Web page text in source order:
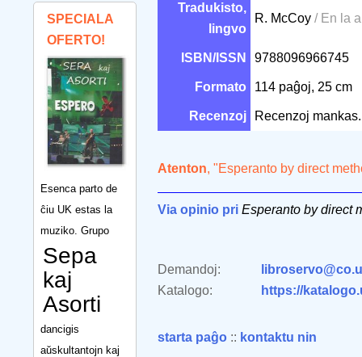
SPECIALA
OFERTO!
Esenca parto de
ĉiu UK estas la
muziko. Grupo
Sepa
kaj
Asorti
dancigis
aŭskultantojn kaj
Tradukisto,
lingvo
R. McCoy / En la
ISBN/ISSN 9788096966745
Formato 114 paĝoj, 25 cm
Recenzoj Recenzoj mankas.
Atenton, "Esperanto by direct
Via opinio pri Esperanto by direct
Demandoj:
Katalogo:
https://
starta paĝo :: kontaktu nin